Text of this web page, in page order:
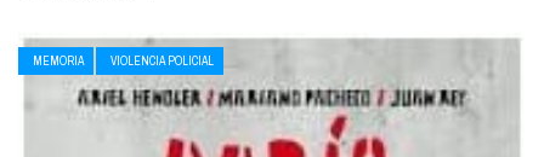
MEMORIA VIOLENCIA POLICIAL